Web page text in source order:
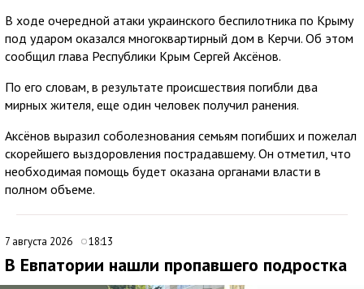
В ходе очередной атаки украинского беспилотника по Крыму
под ударом оказался многоквартирный дом в Керчи. Об этом
сообщил глава Республики Крым Сергей Аксёнов.
По его словам, в результате происшествия погибли два
мирных жителя, еще один человек получил ранения.
Аксёнов выразил соболезнования семьям погибших и пожелал
скорейшего выздоровления пострадавшему. Он отметил, что
необходимая помощь будет оказана органами власти в
полном объеме.
7 августа 2026 18:13
В Евпатории нашли пропавшего подростка